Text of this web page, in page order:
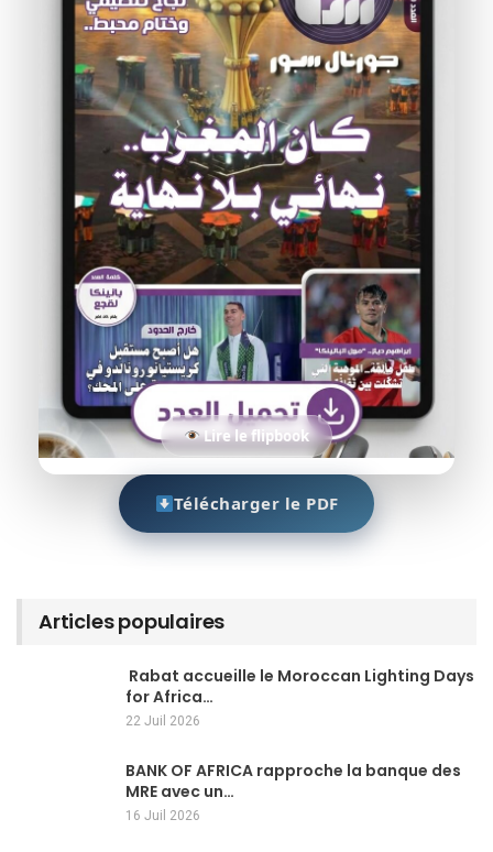
Lire le flipbook
Télécharger le PDF
Articles populaires
Rabat accueille le Moroccan Lighting Days
for Africa…
22 Juil 2026
BANK OF AFRICA rapproche la banque des
MRE avec un…
16 Juil 2026